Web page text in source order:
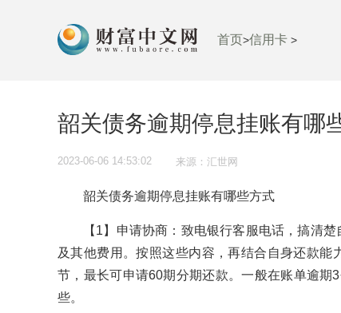
首页>信用卡 >
韶关债务逾期停息挂账有哪
2023-06-06 14:53:02 来源：汇世网
韶关债务逾期停息挂账有哪些方式
【1】申请协商：致电银行客服电话，搞清
及其他费用。按照这些内容，再结合自身还款
节，最长可申请60期分期还款。一般在账单逾期
些。